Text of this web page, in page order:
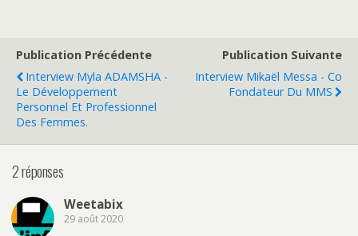
Publication Précédente
Interview Myla ADAMSHA -
Le Développement
Personnel Et Professionnel
Des Femmes.
Publication Suivante
Interview Mikaël Messa - Co
Fondateur Du MMS
2 réponses
Weetabix
29 août 2020